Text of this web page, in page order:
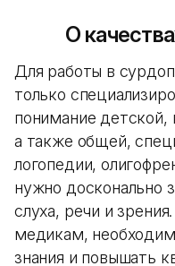
О
Для работы в
только
понимание детской,
а также общей,
логопедии,
нужно досконально
слуха, речи и
медикам,
знания и повышать